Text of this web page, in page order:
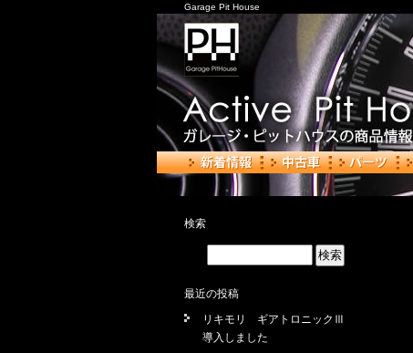
Garage Pit House
検索
最近の投稿
リキモリ ギアトロニックⅢ
導入しました